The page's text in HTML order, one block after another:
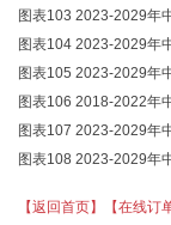
图表103 2023-2029年
图表104 2023-2029年
图表105 2023-2029年
图表106 2018-2022年
图表107 2023-2029年
图表108 2023-2029年
【返回首页】 【在线订